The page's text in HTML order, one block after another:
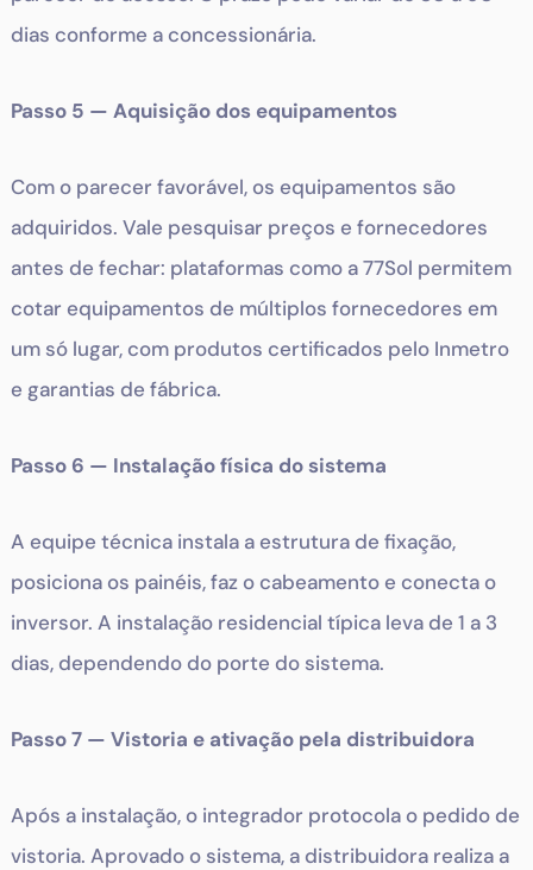
dias conforme a concessionária.
Passo 5 — Aquisição dos equipamentos
Com o parecer favorável, os equipamentos são
adquiridos. Vale pesquisar preços e fornecedores
antes de fechar: plataformas como a 77Sol permitem
cotar equipamentos de múltiplos fornecedores em
um só lugar, com produtos certificados pelo Inmetro
e garantias de fábrica.
Passo 6 — Instalação física do sistema
A equipe técnica instala a estrutura de fixação,
posiciona os painéis, faz o cabeamento e conecta o
inversor. A instalação residencial típica leva de 1 a 3
dias, dependendo do porte do sistema.
Passo 7 — Vistoria e ativação pela distribuidora
Após a instalação, o integrador protocola o pedido de
vistoria. Aprovado o sistema, a distribuidora realiza a